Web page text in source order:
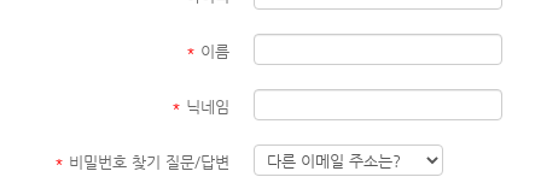
불법적이거나 부적절한 콘텐츠는 삭제될 수 있으며, 해당 회원의
계정이 제한될 수 있습니다.
회원은 게시판에 새 글이 등록되면 이메일 또는 기타 수단을 통해
* 이름
* 닉네임
* 비밀번호 찾기 질문/답변